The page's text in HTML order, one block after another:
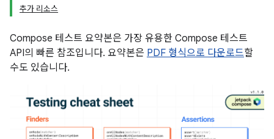
추가 리소스
Compose 테스트 요약본은 가장 유용한 Compose 테스트
API의 빠른 참조입니다. 요약본은 PDF 형식으로 다운로드할
수도 있습니다.